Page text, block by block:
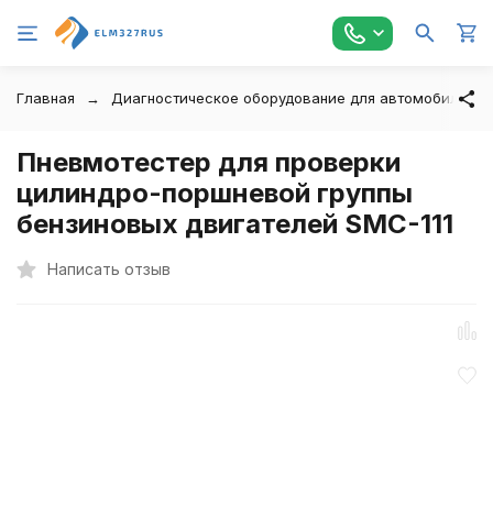
Главная Диагностическое оборудование для автомобилей
Пневмотестер для проверки
цилиндро-поршневой группы
бензиновых двигателей SMC-111
Написать отзыв